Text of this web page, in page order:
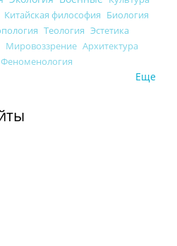
Китайская философия Биология
Теология Эстетика
Мировоззрение Архитектура
Феноменология
Еще